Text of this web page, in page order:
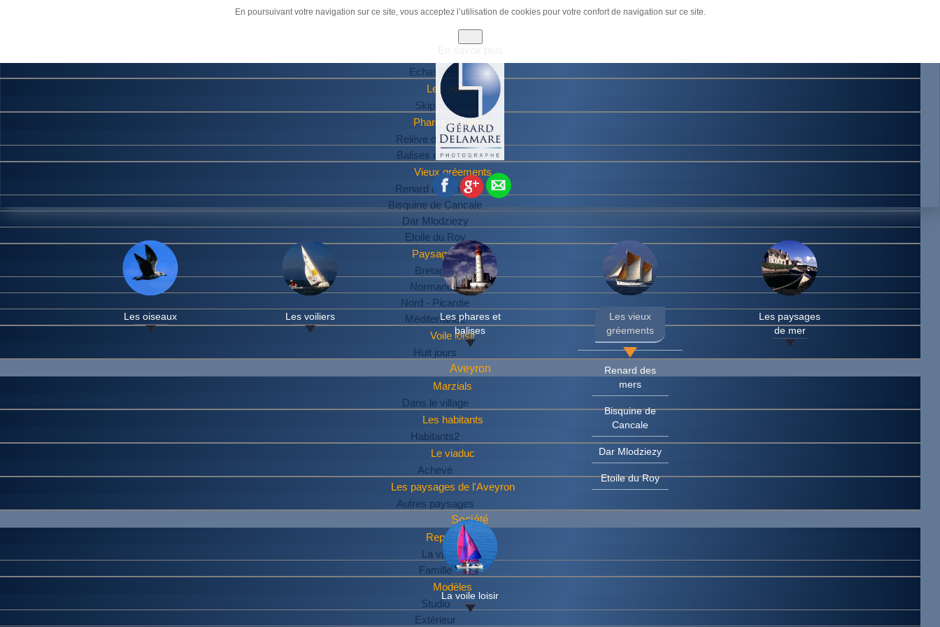
En poursuivant votre navigation sur ce site, vous acceptez l’utilisation de cookies pour votre confort de navigation sur ce site.
Maximenu CK message : Your module is still working in V8 Legacy mode. Please change it in the Advanced options to remove this message.
Echassiers
Les voiliers
Skippers
Phares et balises
Relève du Herpin
Balises et détails
Vieux gréements
Renard des mers
Bisquine de Cancale
Dar Mlodziezy
Etoile du Roy
Paysages de mer
Bretagne
Normandie
Nord - Picardie
Méditerranée
Voile loisir
Huit jours
Aveyron
Marzials
Dans le village
Les habitants
Habitants2
Le viaduc
Achevé
Les paysages de l'Aveyron
Autres paysages
Société
Reportages
La vie
Famille
Modèles
Studio
Extérieur
Les oiseaux Les voiliers
Les phares et
balises
Les vieux
gréements
Renard des
mers
Bisquine de
Cancale
Dar Mlodziezy
Etoile du Roy
Les paysages
de mer
La voile loisir